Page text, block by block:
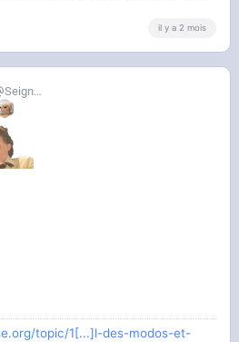
il y a 2 mois
SeigneurCooler
topic/1[...]l-des-modos-et-